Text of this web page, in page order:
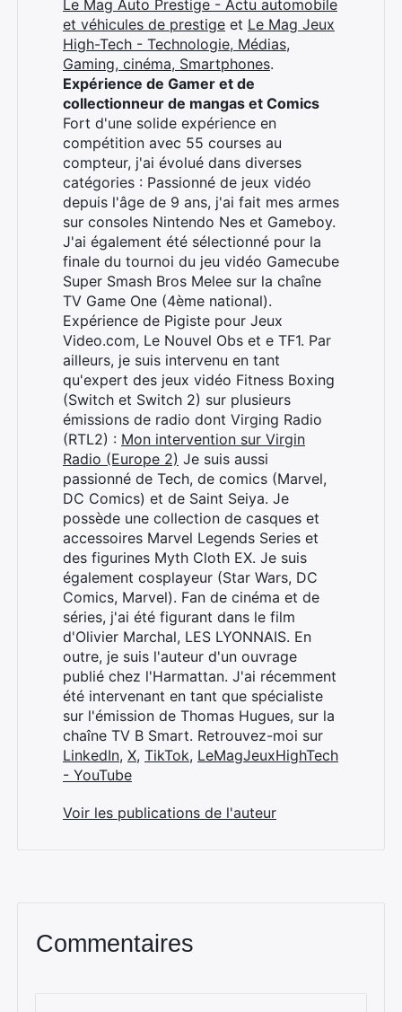
Le Mag Auto Prestige - Actu automobile
et véhicules de prestige et Le Mag Jeux
High-Tech - Technologie, Médias,
Gaming, cinéma, Smartphones.
Expérience de Gamer et de
collectionneur de mangas et Comics
Fort d'une solide expérience en
compétition avec 55 courses au
compteur, j'ai évolué dans diverses
catégories : Passionné de jeux vidéo
depuis l'âge de 9 ans, j'ai fait mes armes
sur consoles Nintendo Nes et Gameboy.
J'ai également été sélectionné pour la
finale du tournoi du jeu vidéo Gamecube
Super Smash Bros Melee sur la chaîne
TV Game One (4ème national).
Expérience de Pigiste pour Jeux
Video.com, Le Nouvel Obs et e TF1. Par
ailleurs, je suis intervenu en tant
qu'expert des jeux vidéo Fitness Boxing
(Switch et Switch 2) sur plusieurs
émissions de radio dont Virging Radio
(RTL2) : Mon intervention sur Virgin
Radio (Europe 2) Je suis aussi
passionné de Tech, de comics (Marvel,
DC Comics) et de Saint Seiya. Je
possède une collection de casques et
accessoires Marvel Legends Series et
des figurines Myth Cloth EX. Je suis
également cosplayeur (Star Wars, DC
Comics, Marvel). Fan de cinéma et de
séries, j'ai été figurant dans le film
d'Olivier Marchal, LES LYONNAIS. En
outre, je suis l'auteur d'un ouvrage
publié chez l'Harmattan. J'ai récemment
été intervenant en tant que spécialiste
sur l'émission de Thomas Hugues, sur la
chaîne TV B Smart. Retrouvez-moi sur
LinkedIn, X, TikTok, LeMagJeuxHighTech
- YouTube
Voir les publications de l'auteur
Commentaires
Rechercher